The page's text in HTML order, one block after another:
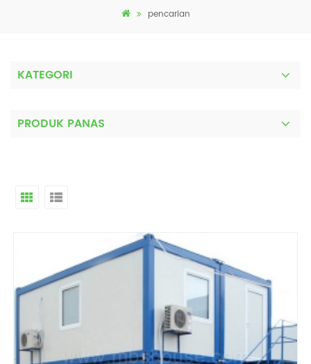
pencarian
KATEGORI
PRODUK PANAS